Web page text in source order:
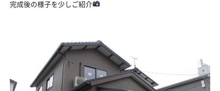
完成後の様子を少しご紹介